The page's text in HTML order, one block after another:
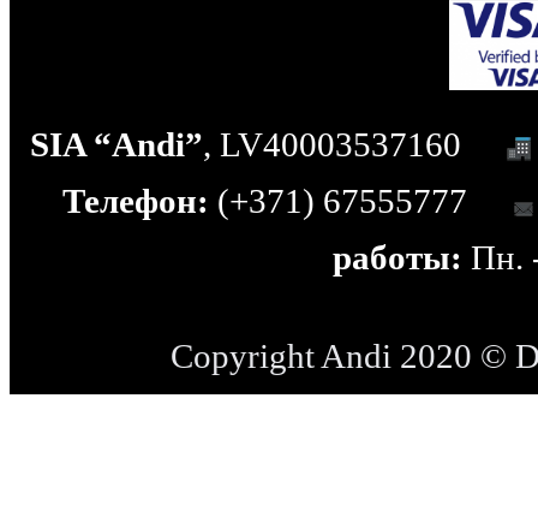
SIA “Andi”, LV40003537160
Телефон: (+371) 67555777
работы: Пн.
Copyright Andi 2020 ©